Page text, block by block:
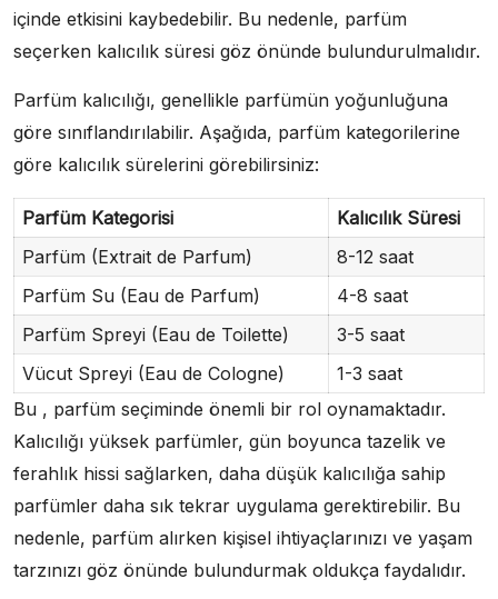
içinde etkisini kaybedebilir. Bu nedenle, parfüm
seçerken kalıcılık süresi göz önünde bulundurulmalıdır.
Parfüm kalıcılığı, genellikle parfümün yoğunluğuna
göre sınıflandırılabilir. Aşağıda, parfüm kategorilerine
göre kalıcılık sürelerini görebilirsiniz:
Parfüm Kategorisi
Kalıcılık Süresi
Parfüm (Extrait de Parfum)
8-12 saat
Parfüm Su (Eau de Parfum)
4-8 saat
Parfüm Spreyi (Eau de Toilette)
3-5 saat
Vücut Spreyi (Eau de Cologne)
1-3 saat
Bu , parfüm seçiminde önemli bir rol oynamaktadır.
Kalıcılığı yüksek parfümler, gün boyunca tazelik ve
ferahlık hissi sağlarken, daha düşük kalıcılığa sahip
parfümler daha sık tekrar uygulama gerektirebilir. Bu
nedenle, parfüm alırken kişisel ihtiyaçlarınızı ve yaşam
tarzınızı göz önünde bulundurmak oldukça faydalıdır.